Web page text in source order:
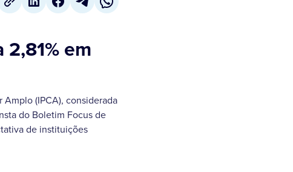
em
(IPCA), considerada
do Boletim Focus de
de instituições